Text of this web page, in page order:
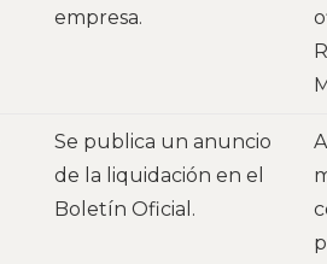
empresa.
Se publica un anuncio
de la liquidación en el
Boletín Oficial.